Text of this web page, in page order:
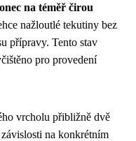
na téměř čirou
nažloutlé tekutiny bez
přípravy. Tento stav
pro provedení
vrcholu přibližně dvě
na konkrétním